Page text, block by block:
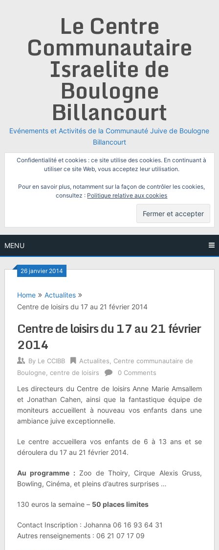
Le Centre
Communautaire
Israelite de
Boulogne
Billancourt
Evénements et Activités de la Communauté Juive de Boulogne
Billancourt
Confidentialité et cookies : ce site utilise des cookies. En continuant à
utiliser ce site Web, vous acceptez leur utilisation.
Pour en savoir plus, notamment sur la façon de contrôler les cookies,
consultez : Politique relative aux cookies
MENU
26 janvier 2014
Home
Actualites
Centre de loisirs du 17 au 21 février 2014
Centre de loisirs du 17 au 21 février
2014
By Le CCIBB Actualites
Centre communautaire de
Boulogne centre de loisirs 0 Comments
Les directeurs du Centre de loisirs Anne Marie Amsallem
et Jonathan Cahen, ainsi que la fantastique équipe de
moniteurs accueillent à nouveau vos enfants dans une
ambiance juive exceptionnelle.
Le centre accueillera vos enfants de 6 à 13 ans et se
déroulera du 17 au 21 février 2014.
Au programme :Zoo de Thoiry, Cirque Alexis Gruss,
Bowling, Cinéma, et pleins d’autres surprises …
130 euros la semaine – 50 places limites
Contact Inscription : Johanna 06 16 93 64 31
Autres renseignements : 06 21 07 17 09